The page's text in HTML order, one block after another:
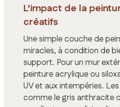
L’impact de la
créatifs
Une simple couche de
miracles, à condition de
support. Pour un mur
peinture acrylique ou
UV et aux intempéries.
comme le gris anthracite